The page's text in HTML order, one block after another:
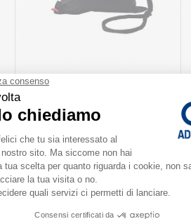
COUSIN
PEARL Cousin
già da
36,90 €
Disponibile in numerose varianti